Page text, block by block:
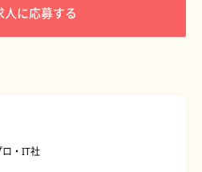
人に応募する
・IT社